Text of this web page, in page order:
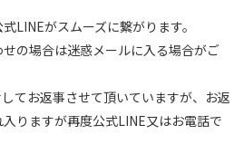
LINEがスムーズに繋がります。
の場合は迷惑メールに入る場合がご
てお返事させて頂いていますが、お返
りますが再度公式LINE又はお電話で